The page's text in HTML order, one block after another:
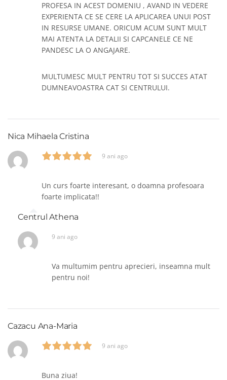
PROFESA IN ACEST DOMENIU , AVAND IN VEDERE
EXPERIENTA CE SE CERE LA APLICAREA UNUI POST
IN RESURSE UMANE. ORICUM ACUM SUNT MULT
MAI ATENTA LA DETALII SI CAPCANELE CE NE
PANDESC LA O ANGAJARE.
MULTUMESC MULT PENTRU TOT SI SUCCES ATAT
DUMNEAVOASTRA CAT SI CENTRULUI.
Nica Mihaela Cristina
9 ani ago
Un curs foarte interesant, o doamna profesoara
foarte implicata!!
Centrul Athena
9 ani ago
Va multumim pentru aprecieri, inseamna mult
pentru noi!
Cazacu Ana-Maria
9 ani ago
Buna ziua!